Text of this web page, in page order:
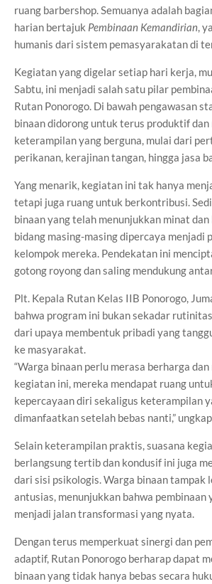
ruang barbershop. Semuanya adalah
harian bertajuk Pembinaan Kemandirian,
humanis dari sistem pemasyarakatan di
Kegiatan yang digelar setiap hari kerja,
Sabtu, ini menjadi salah satu pilar
Rutan Ponorogo. Di bawah pengawasan
binaan didorong untuk terus produktif dan
keterampilan yang berguna, mulai dari
perikanan, kerajinan tangan, hingga jasa
Yang menarik, kegiatan ini tak hanya
tetapi juga ruang untuk berkontribusi.
binaan yang telah menunjukkan minat dan
bidang masing-masing dipercaya menjadi
kelompok mereka. Pendekatan ini
gotong royong dan saling mendukung
Plt. Kepala Rutan Kelas IIB Ponorogo,
bahwa program ini bukan sekadar
dari upaya membentuk pribadi yang
ke masyarakat.
“Warga binaan perlu merasa berharga
kegiatan ini, mereka mendapat ruang
kepercayaan diri sekaligus keterampilan
dimanfaatkan setelah bebas nanti,”
Selain keterampilan praktis, suasana
berlangsung tertib dan kondusif ini juga
dari sisi psikologis. Warga binaan tampak
antusias, menunjukkan bahwa pembinaan
menjadi jalan transformasi yang nyata.
Dengan terus memperkuat sinergi dan
adaptif, Rutan Ponorogo berharap dapat
binaan yang tidak hanya bebas secara